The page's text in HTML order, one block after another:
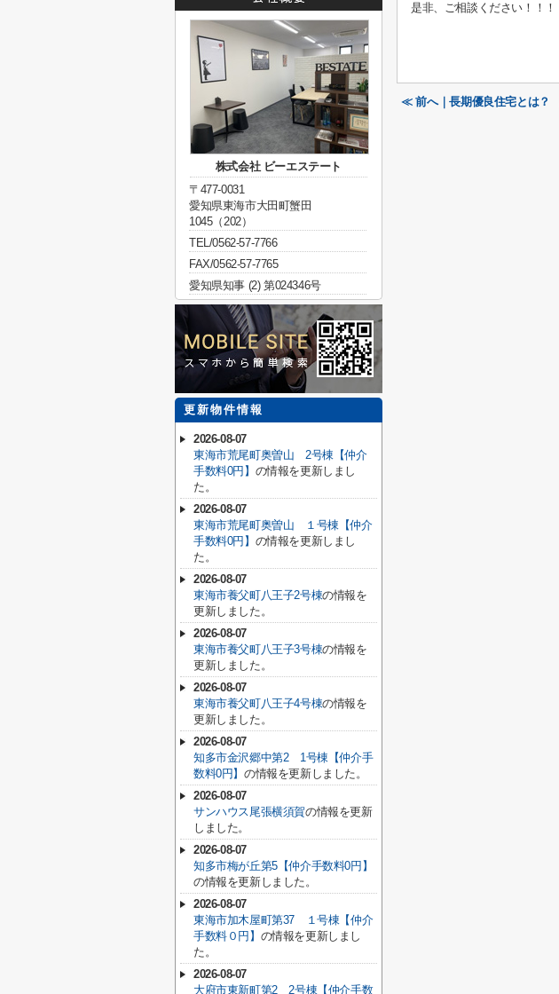
是非、ご相談ください！！！
≪ 前へ｜長期優良住宅とは？
株式会社 ビーエステート
〒477-0031
愛知県東海市大田町蟹田
1045（202）
TEL/0562-57-7766
FAX/0562-57-7765
愛知県知事 (2) 第024346号
更新物件情報
2026-08-07
東海市荒尾町奥曽山 2号棟【仲介
手数料0円】 の情報を更新しまし
た。
2026-08-07
東海市荒尾町奥曽山 １号棟【仲介
手数料0円】 の情報を更新しまし
た。
2026-08-07
東海市養父町八王子2号棟の情報を
更新しました。
2026-08-07
東海市養父町八王子3号棟の情報を
更新しました。
2026-08-07
東海市養父町八王子4号棟の情報を
更新しました。
2026-08-07
知多市金沢郷中第2 1号棟【仲介手
数料0円】の情報を更新しました。
2026-08-07
サンハウス尾張横須賀の情報を更新
しました。
2026-08-07
知多市梅が丘第5【仲介手数料0円】
の情報を更新しました。
2026-08-07
東海市加木屋町第37 １号棟【仲介
手数料０円】 の情報を更新しまし
た。
2026-08-07
大府市東新町第2 2号棟【仲介手数